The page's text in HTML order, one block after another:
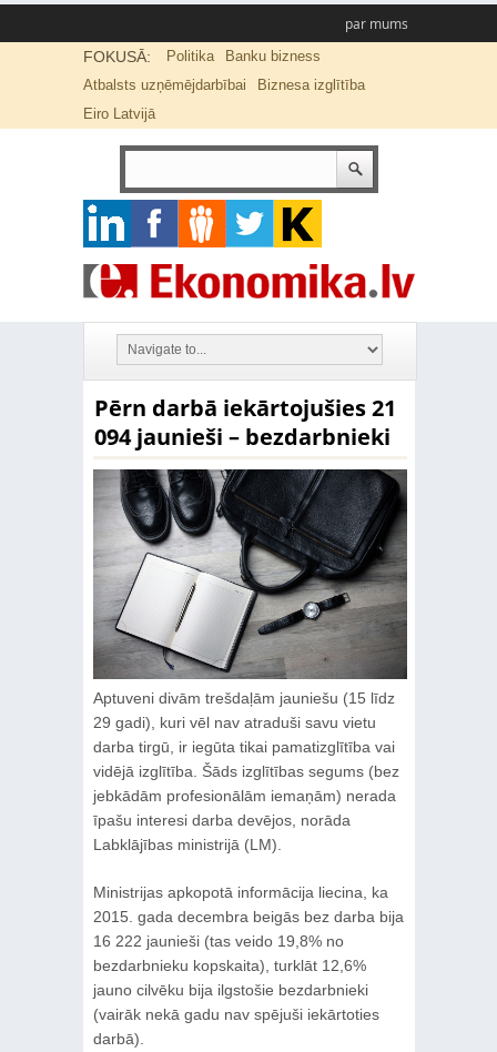
par mums
FOKUSĀ: Politika
Banku bizness
Atbalsts uzņēmējdarbībai
Biznesa izglītība
Eiro Latvijā
Pērn darbā iekārtojušies 21
094 jaunieši – bezdarbnieki
Aptuveni divām trešdaļām jauniešu (15 līdz
29 gadi), kuri vēl nav atraduši savu vietu
darba tirgū, ir iegūta tikai pamatizglītība vai
vidējā izglītība. Šāds izglītības segums (bez
jebkādām profesionālām iemaņām) nerada
īpašu interesi darba devējos, norāda
Labklājības ministrijā (LM).
Ministrijas apkopotā informācija liecina, ka
2015. gada decembra beigās bez darba bija
16 222 jaunieši (tas veido 19,8% no
bezdarbnieku kopskaita), turklāt 12,6%
jauno cilvēku bija ilgstošie bezdarbnieki
(vairāk nekā gadu nav spējuši iekārtoties
darbā).